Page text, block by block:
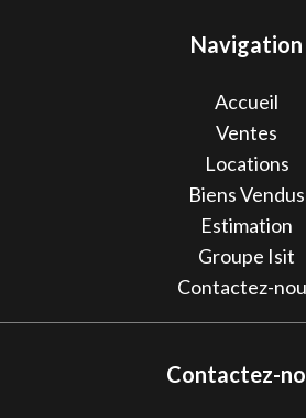
Navigation
Accueil
Ventes
Locations
Biens Vendus
Estimation
Groupe Isit
Contactez-
Contactez-